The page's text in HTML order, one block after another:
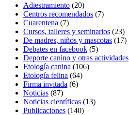
Adiestramiento (20)
Centros recomendados (7)
Cuarentena (7)
Cursos, talleres y seminarios (23)
De madres, niños y mascotas (17)
Debates en facebook (5)
Deporte canino y otras actividades
Etología canina (106)
Etología felina (64)
Firma invitada (6)
Noticias (87)
Noticias científicas (13)
Publicaciones (140)